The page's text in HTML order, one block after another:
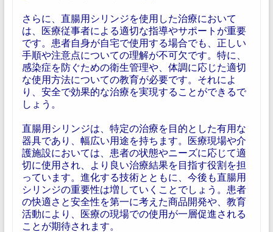
さらに、直腸用シリンジを使用した治療において
は、医療従事者による適切な指導やサポートが重要
です。患者自身が自宅で使用する場合でも、正しい
手順や注意点についての理解が不可欠です。特に、
感染症を防ぐための衛生管理や、体調に応じた適切
な使用方法についての教育が必要です。それによ
り、安全で効果的な治療を実現することができるで
しょう。
直腸用シリンジは、特定の治療を目的とした有用な
器具であり、幅広い用途を持ちます。医療現場や介
護施設においては、患者の状態やニーズに応じて適
切に使用され、より良い治療結果を目指す役割を担
っています。進化する技術とともに、今後も直腸用
シリンジの重要性は増していくことでしょう。患者
の快適さと安全性を第一に考えた商品開発や、教育
活動により、医療の現場での使用が一層促進される
ことが期待されます。